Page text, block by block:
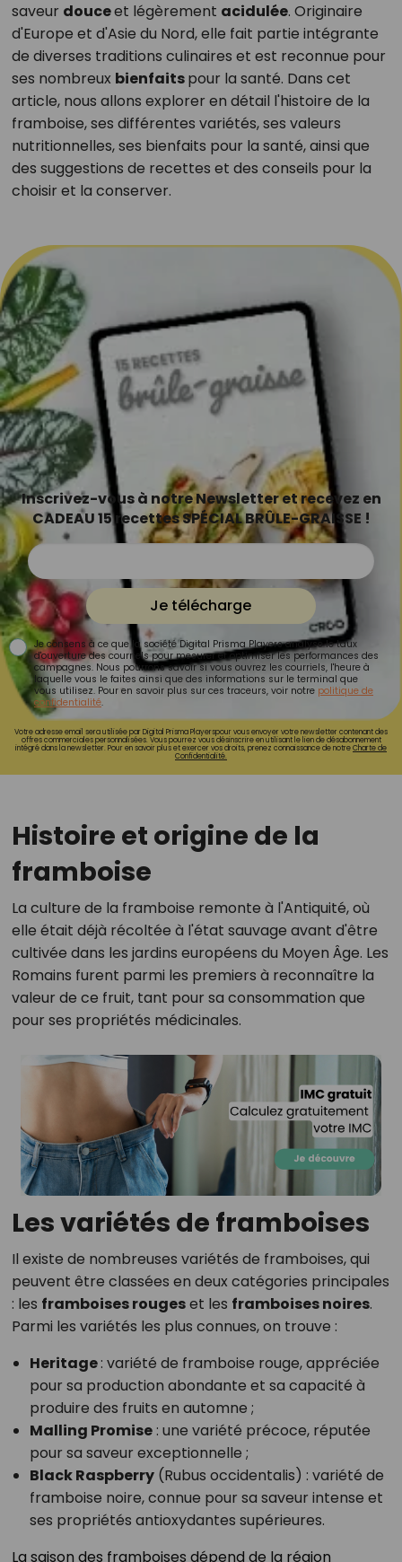
saveur douceet légèrement acidulée. Originaire
d'Europe et d'Asie du Nord, elle fait partie intégrante
de diverses traditions culinaires et est reconnue pour
ses nombreux bienfaitspour la santé. Dans cet
article, nous allons explorer en détail l'histoire de la
framboise, ses différentes variétés, ses valeurs
nutritionnelles, ses bienfaits pour la santé, ainsi que
des suggestions de recettes et des conseils pour la
choisir et la conserver.
Inscrivez-vous à notre Newsletter et recevez en
CADEAU 15 recettes SPÉCIAL BRÛLE-GRAISSE !
Je télécharge
Je consens à ce que la société Digital Prisma Players analyse le taux
d'ouverture des courriels pour mesurer et optimiser les performances des
campagnes. Nous pourrons savoir si vous ouvrez les courriels, l'heure à
laquelle vous le faites ainsi que des informations sur le terminal que
vous utilisez. Pour en savoir plus sur ces traceurs, voir notre politique de
confidentialité.
Votre adresse email sera utilisée par Digital Prisma Playerspour vous envoyer votre newsletter contenant des
offres commerciales personnalisées. Vous pourrez vous désinscrire en utilisant le lien de désabonnement
intégré dans la newsletter. Pour en savoir plus et exercer vos droits, prenez connaissance de notreCharte de
Confidentialité.
Histoire et origine de la
framboise
La culture de la framboise remonte à l'Antiquité, où
elle était déjà récoltée à l'état sauvage avant d'être
cultivée dans les jardins européens du Moyen Âge. Les
Romains furent parmi les premiers à reconnaître la
valeur de ce fruit, tant pour sa consommation que
pour ses propriétés médicinales.
Les variétés de framboises
Il existe de nombreuses variétés de framboises, qui
peuvent être classées en deux catégories principales
: les framboises rougeset les framboises noires.
Parmi les variétés les plus connues, on trouve :
Heritage: variété de framboise rouge, appréciée
pour sa production abondante et sa capacité à
produire des fruits en automne ;
Malling Promise: une variété précoce, réputée
pour sa saveur exceptionnelle ;
Black Raspberry(Rubus occidentalis) : variété de
framboise noire, connue pour sa saveur intense et
ses propriétés antioxydantes supérieures.
La saison des framboises dépend de la région